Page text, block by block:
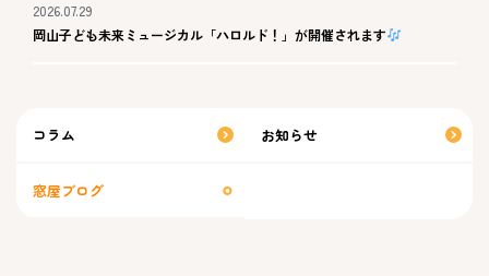
2026.07.29
岡山子ども未来ミュージカル「ハロルド！」が開催されます
コラム お知らせ
窓屋ブログ